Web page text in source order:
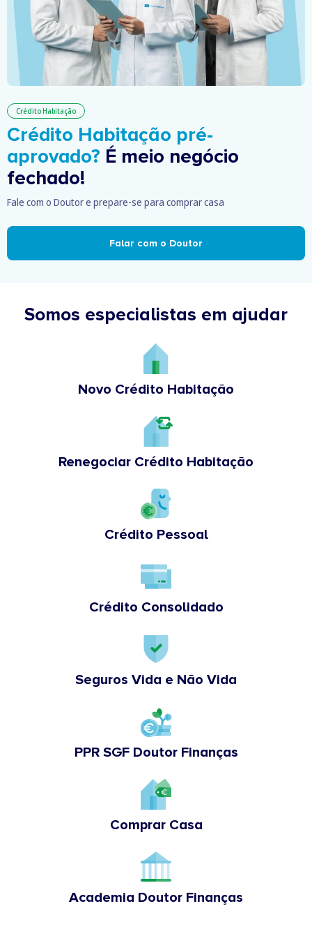
Crédito Habitação
Crédito Habitação pré-
aprovado? É meio negócio
fechado!
Fale com o Doutor e prepare-se para comprar casa
Falar com o Doutor
Somos especialistas em ajudar
Novo Crédito Habitação
Renegociar Crédito Habitação
Crédito Pessoal
Crédito Consolidado
Seguros Vida e Não Vida
PPR SGF Doutor Finanças
Comprar Casa
Academia Doutor Finanças